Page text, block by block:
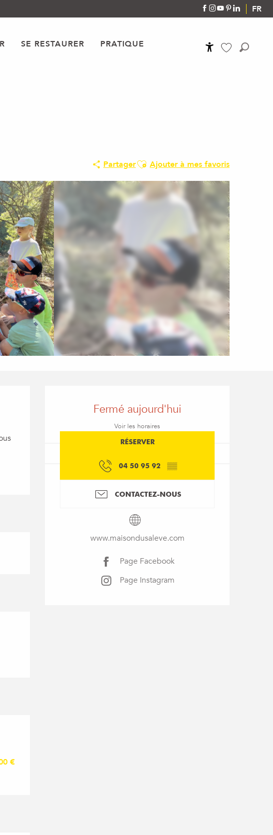
FR
SE RESTAURER PRATIQUE
PartagerAjouter aux favoris
Ajouter à mes favoris
Ouverture et
Fermé aujourd'hui
Voir les horaires
RÉSERVER
04 50 95 92 ▒▒
CONTACTEZ-NOUS
www.maisondusaleve.com
Page Facebook
Page Instagram
€